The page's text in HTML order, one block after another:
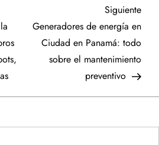
Siguiente
Generadores de energía en
Ciudad en Panamá: todo
sobre el mantenimiento
preventivo